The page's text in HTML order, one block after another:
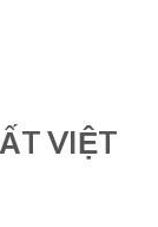
VIỆT